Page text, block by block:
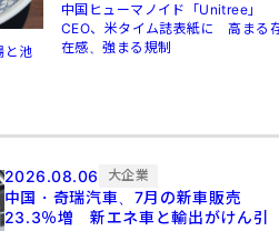
と池
中国ヒューマノイド「Unitree」
CEO、米タイム誌表紙に 高まる
在感、強まる規制
2026.08.06 大企業
中国・奇瑞汽車、7月の新車販売
23.3％増 新エネ車と輸出がけん引